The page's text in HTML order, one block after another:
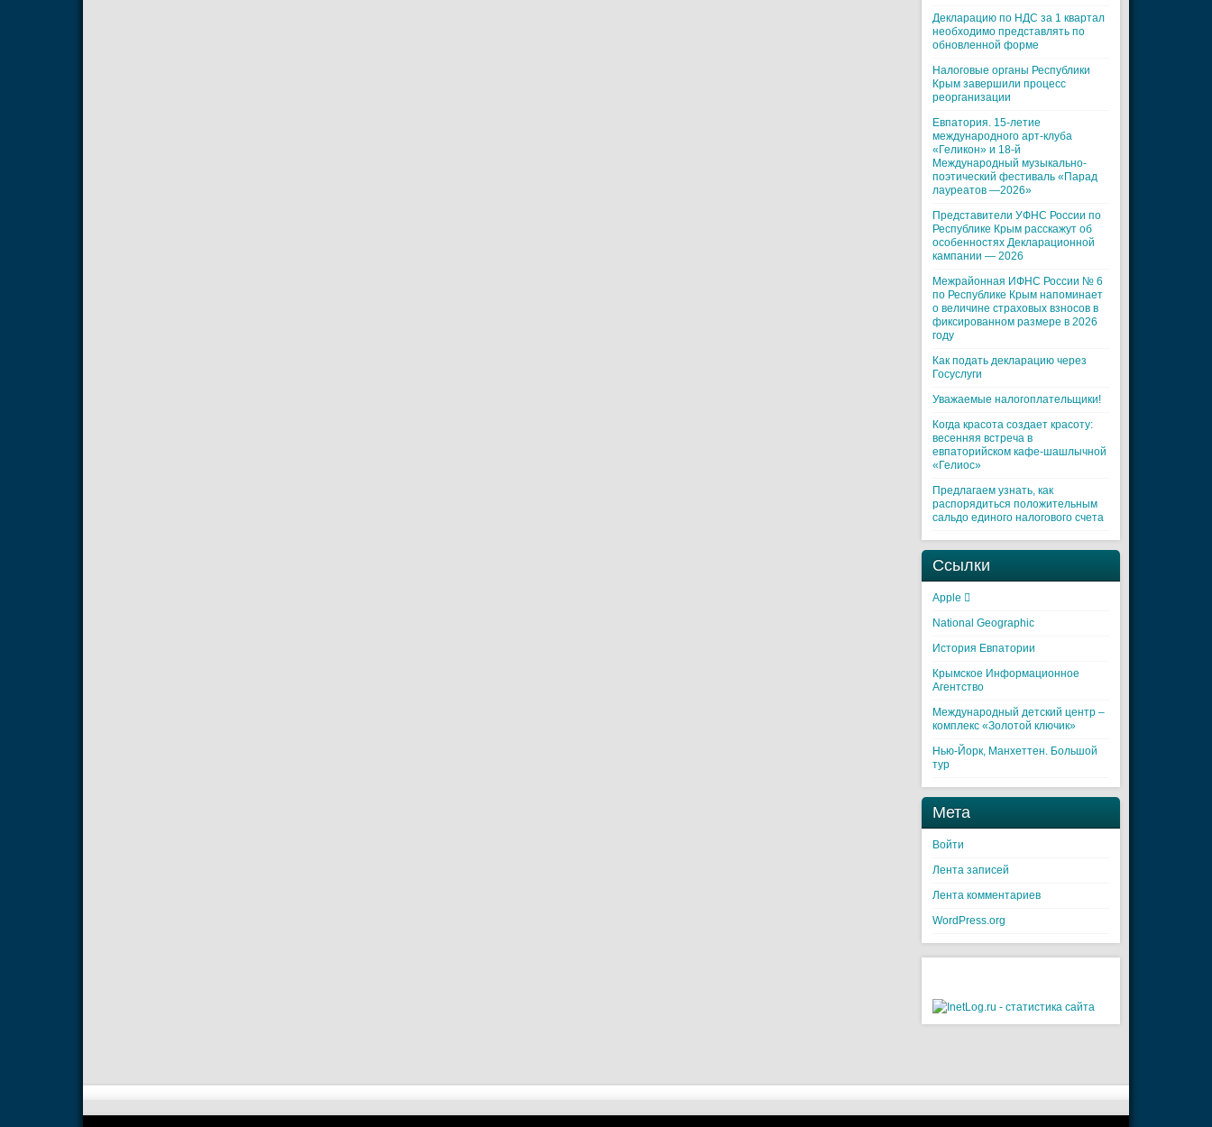
Декларацию по НДС за 1 квартал
необходимо представлять по
обновленной форме
Налоговые органы Республики
Крым завершили процесс
реорганизации
Евпатория. 15-летие
международного арт-клуба
«Геликон» и 18-й
Международный музыкально-
поэтический фестиваль «Парад
лауреатов —2026»
Представители УФНС России по
Республике Крым расскажут об
особенностях Декларационной
кампании — 2026
Межрайонная ИФНС России № 6
по Республике Крым напоминает
о величине страховых взносов в
фиксированном размере в 2026
году
Как подать декларацию через
Госуслуги
Уважаемые налогоплательщики!
Когда красота создает красоту:
весенняя встреча в
евпаторийском кафе-шашлычной
«Гелиос»
Предлагаем узнать, как
распорядиться положительным
сальдо единого налогового счета
Ссылки
Apple 
National Geographic
История Евпатории
Крымское Информационное
Агентство
Международный детский центр –
комплекс «Золотой ключик»
Нью-Йорк, Манхеттен. Большой
тур
Мета
Войти
Лента записей
Лента комментариев
WordPress.org